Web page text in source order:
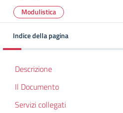
Modulistica
Indice della pagina
Descrizione
Il Documento
Servizi collegati